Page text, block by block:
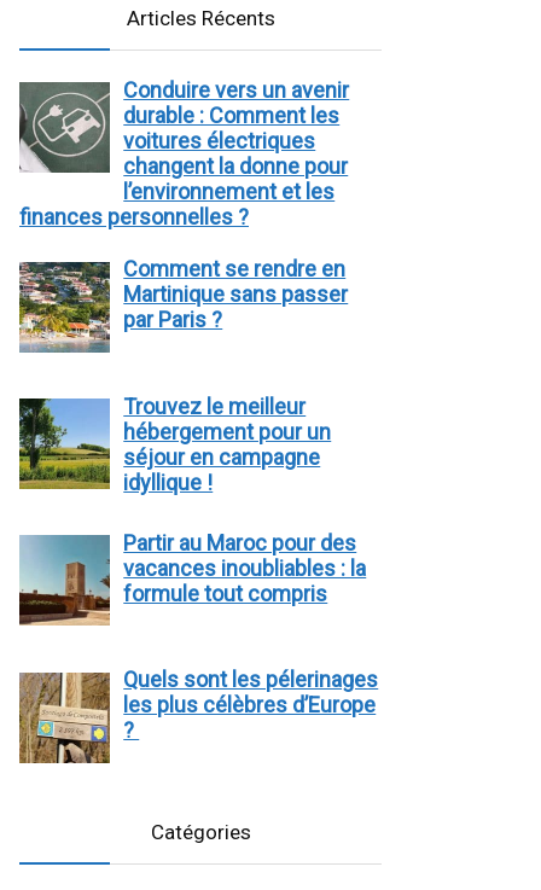
Articles Récents
Conduire vers un avenir
durable : Comment les
voitures électriques
changent la donne pour
l’environnement et les
finances personnelles ?
Comment se rendre en
Martinique sans passer
par Paris ?
Trouvez le meilleur
hébergement pour un
séjour en campagne
idyllique !
Partir au Maroc pour des
vacances inoubliables : la
formule tout compris
Quels sont les pélerinages
les plus célèbres d’Europe
?
Catégories